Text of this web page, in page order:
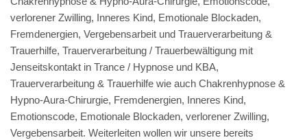
verlorener Zwilling, Inneres Kind, Emotionale Blockaden,
Fremdenergien, Vergebensarbeit und Trauerverarbeitung &
Trauerhilfe, Trauerverarbeitung / Trauerbewältigung mit
Jenseitskontakt in Trance / Hypnose und KBA,
Trauerverarbeitung & Trauerhilfe wie auch Chakrenhypnose &
Hypno-Aura-Chirurgie, Fremdenergien, Inneres Kind,
Emotionscode, Emotionale Blockaden, verlorener Zwilling,
Vergebensarbeit. Weiterleiten wollen wir unsere bereits